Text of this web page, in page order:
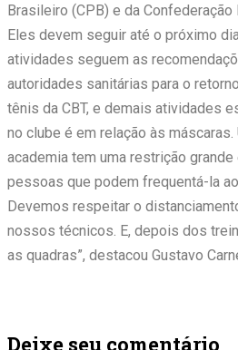
Brasileiro (CPB) e da Confederação
Eles devem seguir até o próximo
atividades seguem as
autoridades sanitárias para o
tênis da CBT, e demais atividades
no clube é em relação às
academia tem uma restrição
pessoas que podem frequentá-la
Devemos respeitar o
nossos técnicos. E, depois dos
as quadras”, destacou Gustavo
Deixe seu comentário